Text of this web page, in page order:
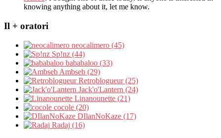
knowing anything about it, let me know.
Il + oratori
neocalimero (45)
Sp!nz (44)
bababaloo (33)
Ambseb (29)
Retroblogueur (25)
Jack'o'Lantern (24)
Linanounette (21)
cocole (20)
DIlanNoKaze (17)
Radaj (16)